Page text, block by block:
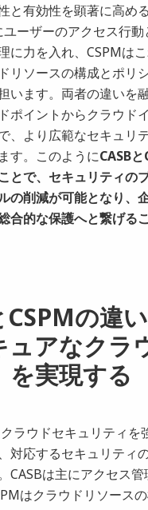
と有効性を顕著に高め
ユーザーのアクセス行
に力を入れ、CSPMは
リソースの構成とポリ
います。両者の違いを
ポイントからクラウド
、より広範なセキュリ
す。このようにCASB
とで、セキュリティの
の削減が可能となり、
合的な保護へと繋げる
CSPMの違
ュアなクラ
を実現する
ラウドセキュリティを
対応するセキュリティ
CASBは主にアクセス
はクラウドリソース